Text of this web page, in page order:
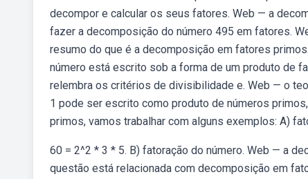
decompor e calcular os seus fatores. Web — a
fazer a decomposição do número 495 em fatores.
resumo do que é a decomposição em fatores
número está escrito sob a forma de um produto de
relembra os critérios de divisibilidade e. Web — o
1 pode ser escrito como produto de números
primos, vamos trabalhar com alguns exemplos: A)
60 = 2^2 * 3 * 5. B) fatoração do número. Web — a
questão está relacionada com decomposição em